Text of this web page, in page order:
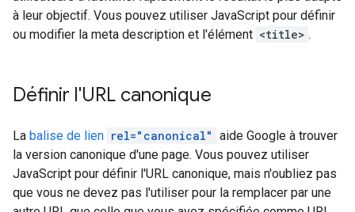
à leur objectif. Vous pouvez utiliser JavaScript pour définir
ou modifier la meta description et l'élément <title> .
Définir l'URL canonique
La balise de lien rel="canonical" aide Google à trouver
la version canonique d'une page. Vous pouvez utiliser
JavaScript pour définir l'URL canonique, mais n'oubliez pas
que vous ne devez pas l'utiliser pour la remplacer par une